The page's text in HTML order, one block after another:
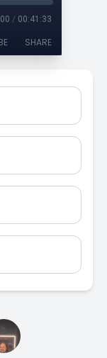
/ 00:41:33
SHARE